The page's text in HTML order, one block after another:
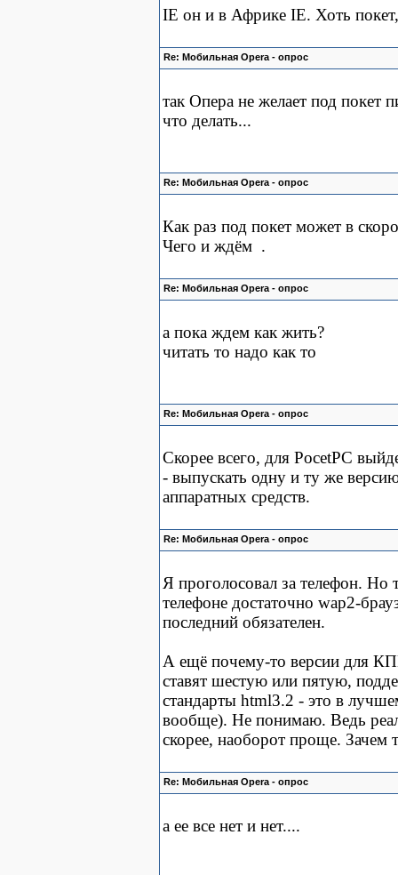
IE он и в Африке IE. Хоть
Re: Мобильная Opera - опрос
так Опера не желает под покет
что делать...
Re: Мобильная Opera - опрос
Как раз под покет может в
Чего и ждём .
Re: Мобильная Opera - опрос
а пока ждем как жить?
читать то надо как то
Re: Мобильная Opera - опрос
Скорее всего, для PocetPC
- выпускать одну и ту же
аппаратных средств.
Re: Мобильная Opera - опрос
Я проголосовал за телефон. Но
телефоне достаточно wap2-
последний обязателен.
А ещё почему-то версии для
ставят шестую или пятую,
стандарты html3.2 - это в
вообще). Не понимаю. Ведь
скорее, наоборот проще. Зачем
Re: Мобильная Opera - опрос
а ее все нет и нет....